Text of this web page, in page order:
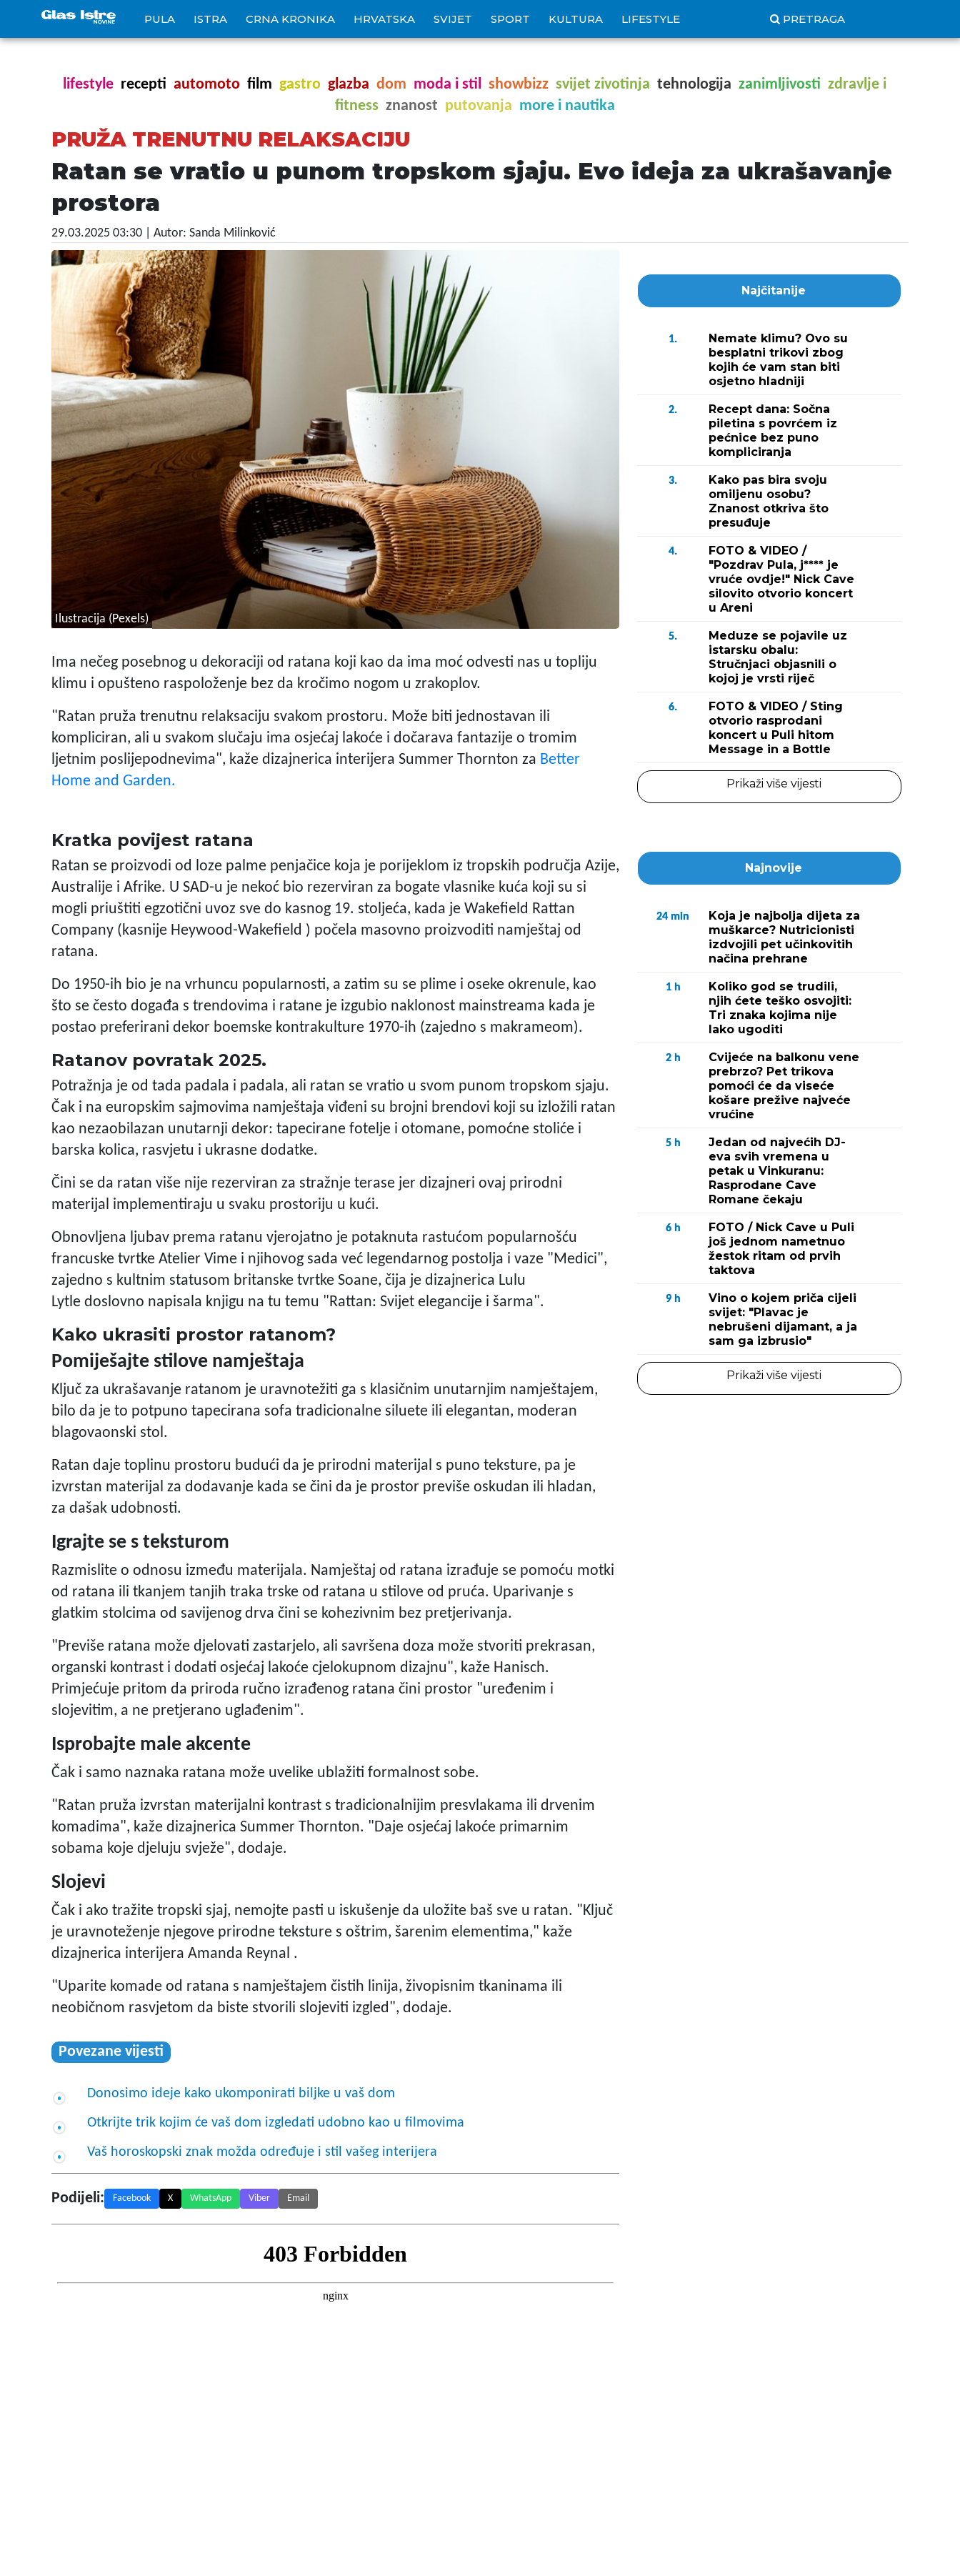
PULA ISTRA CRNA KRONIKA HRVATSKA SVIJET SPORT KULTURA LIFESTYLE PRETRAGA
lifestyle recepti automoto film gastro glazba dom moda i stil showbizz svijet zivotinja tehnologija zanimljivosti zdravlje i
fitness znanost putovanja more i nautika
PRUŽA TRENUTNU RELAKSACIJU
Ratan se vratio u punom tropskom sjaju. Evo ideja za ukrašavanje
prostora
29.03.2025 03:30 | Autor: Sanda Milinković
Ilustracija (Pexels)
Ima nečeg posebnog u dekoraciji od ratana koji kao da ima moć odvesti nas u topliju
klimu i opušteno raspoloženje bez da kročimo nogom u zrakoplov.
"Ratan pruža trenutnu relaksaciju svakom prostoru. Može biti jednostavan ili
kompliciran, ali u svakom slučaju ima osjećaj lakoće i dočarava fantazije o tromim
ljetnim poslijepodnevima", kaže dizajnerica interijera Summer Thornton za Better
Home and Garden.
Kratka povijest ratana
Ratan se proizvodi od loze palme penjačice koja je porijeklom iz tropskih područja Azije,
Australije i Afrike. U SAD-u je nekoć bio rezerviran za bogate vlasnike kuća koji su si
mogli priuštiti egzotični uvoz sve do kasnog 19. stoljeća, kada je Wakefield Rattan
Company (kasnije Heywood-Wakefield ) počela masovno proizvoditi namještaj od
ratana.
Do 1950-ih bio je na vrhuncu popularnosti, a zatim su se plime i oseke okrenule, kao
što se često događa s trendovima i ratane je izgubio naklonost mainstreama kada je
postao preferirani dekor boemske kontrakulture 1970-ih (zajedno s makrameom).
Ratanov povratak 2025.
Potražnja je od tada padala i padala, ali ratan se vratio u svom punom tropskom sjaju.
Čak i na europskim sajmovima namještaja viđeni su brojni brendovi koji su izložili ratan
kao nezaobilazan unutarnji dekor: tapecirane fotelje i otomane, pomoćne stoliće i
barska kolica, rasvjetu i ukrasne dodatke.
Čini se da ratan više nije rezerviran za stražnje terase jer dizajneri ovaj prirodni
materijal implementiraju u svaku prostoriju u kući.
Obnovljena ljubav prema ratanu vjerojatno je potaknuta rastućom popularnošću
francuske tvrtke Atelier Vime i njihovog sada već legendarnog postolja i vaze "Medici",
zajedno s kultnim statusom britanske tvrtke Soane, čija je dizajnerica Lulu
Lytle doslovno napisala knjigu na tu temu "Rattan: Svijet elegancije i šarma".
Kako ukrasiti prostor ratanom?
Pomiješajte stilove namještaja
Ključ za ukrašavanje ratanom je uravnotežiti ga s klasičnim unutarnjim namještajem,
bilo da je to potpuno tapecirana sofa tradicionalne siluete ili elegantan, moderan
blagovaonski stol.
Ratan daje toplinu prostoru budući da je prirodni materijal s puno teksture, pa je
izvrstan materijal za dodavanje kada se čini da je prostor previše oskudan ili hladan,
za dašak udobnosti.
Igrajte se s teksturom
Razmislite o odnosu između materijala. Namještaj od ratana izrađuje se pomoću motki
od ratana ili tkanjem tanjih traka trske od ratana u stilove od pruća. Uparivanje s
glatkim stolcima od savijenog drva čini se kohezivnim bez pretjerivanja.
"Previše ratana može djelovati zastarjelo, ali savršena doza može stvoriti prekrasan,
organski kontrast i dodati osjećaj lakoće cjelokupnom dizajnu", kaže Hanisch.
Primjećuje pritom da priroda ručno izrađenog ratana čini prostor "uređenim i
slojevitim, a ne pretjerano uglađenim".
Isprobajte male akcente
Čak i samo naznaka ratana može uvelike ublažiti formalnost sobe.
"Ratan pruža izvrstan materijalni kontrast s tradicionalnijim presvlakama ili drvenim
komadima", kaže dizajnerica Summer Thornton. "Daje osjećaj lakoće primarnim
sobama koje djeluju svježe", dodaje.
Slojevi
Čak i ako tražite tropski sjaj, nemojte pasti u iskušenje da uložite baš sve u ratan. "Ključ
je uravnoteženje njegove prirodne teksture s oštrim, šarenim elementima," kaže
dizajnerica interijera Amanda Reynal .
"Uparite komade od ratana s namještajem čistih linija, živopisnim tkaninama ili
neobičnom rasvjetom da biste stvorili slojeviti izgled", dodaje.
Povezane vijesti
Donosimo ideje kako ukomponirati biljke u vaš dom
Otkrijte trik kojim će vaš dom izgledati udobno kao u filmovima
Vaš horoskopski znak možda određuje i stil vašeg interijera
Podijeli: Facebook X WhatsApp Viber Email
Najčitanije
1.
Nemate klimu? Ovo su
besplatni trikovi zbog
kojih će vam stan biti
osjetno hladniji
2.
Recept dana: Sočna
piletina s povrćem iz
pećnice bez puno
kompliciranja
3.
Kako pas bira svoju
omiljenu osobu?
Znanost otkriva što
presuđuje
4.
FOTO & VIDEO /
"Pozdrav Pula, j**** je
vruće ovdje!" Nick Cave
silovito otvorio koncert
u Areni
5.
Meduze se pojavile uz
istarsku obalu:
Stručnjaci objasnili o
kojoj je vrsti riječ
6.
FOTO & VIDEO / Sting
otvorio rasprodani
koncert u Puli hitom
Message in a Bottle
Prikaži više vijesti
Najnovije
24 min
Koja je najbolja dijeta za
muškarce? Nutricionisti
izdvojili pet učinkovitih
načina prehrane
1 h
Koliko god se trudili,
njih ćete teško osvojiti:
Tri znaka kojima nije
lako ugoditi
2 h
Cvijeće na balkonu vene
prebrzo? Pet trikova
pomoći će da viseće
košare prežive najveće
vrućine
5 h
Jedan od najvećih DJ-
eva svih vremena u
petak u Vinkuranu:
Rasprodane Cave
Romane čekaju
6 h
FOTO / Nick Cave u Puli
još jednom nametnuo
žestok ritam od prvih
taktova
9 h
Vino o kojem priča cijeli
svijet: "Plavac je
nebrušeni dijamant, a ja
sam ga izbrusio"
Prikaži više vijesti